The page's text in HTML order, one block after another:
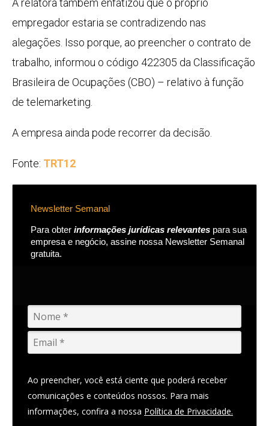
A relatora também enfatizou que o próprio
empregador estaria se contradizendo nas
alegações. Isso porque, ao preencher o contrato de
trabalho, informou o código 422305 da Classificação
Brasileira de Ocupações (CBO) – relativo à função
de telemarketing.
A empresa ainda pode recorrer da decisão.
Fonte: TRT12
Newsletter Semanal
Para obter informações jurídicas relevantes para sua
empresa e negócio, assine nossa Newsletter Semanal
gratuita.
Ao preencher, você está ciente que poderá receber
comunicações e conteúdos nossos. Para mais
informações, confira a nossa Política de Privacidade.